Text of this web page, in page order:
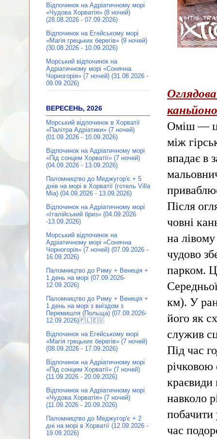
Оміш —
між
впадає в
Після
човні
на
чудово
парком.
км). У
його як
служив
Під час
річковою
краєвиди
навколо
побачити
час
Відпочинок на Адріатичному морі
«Чудова Хорватія» (8 ночей)
(28.08.2026 - 07.09.2026)
Відпочинок на Егейському морі
«Магія грецьких берегів» (9 ночей)
(30.08.2026 - 10.09.2026)
Морський відпочинок на
Адріатичному морі «Сонячна
Чорногорія» (7 ночей) (31.08.2026 -
09.09.2026)
ВЕРЕСЕНЬ, 2026
Морський відпочинок в Хорватії
«Палітра Адріатики» (7 ночей)
(01.09.2026 - 10.09.2026)
Відпочинок на Адріатичному морі
«Під сонцем Хорватії» (7 ночей)
(04.09.2026 - 13.09.2026)
Паломництво до Меджугор'є + 5
днів на морі в Хорватії (готель Villa
Mia) (04.09.2026 - 13.09.2026)
Відпочинок на Адріатичному морі
«Італійський бриз» (04.09.2026
-13.09.2026)
Морський відпочинок на
Адріатичному морі «Сонячна
Чорногорія» (7 ночей) (07.09.2026 -
16.09.2026)
Паломництво до Риму + Венеція +
1 день на морі (07.09.2026-
12.09.2026)
Паломництво до Риму + Венеція +
1 день на морі з виїздом з
Перемишля (Польща) (07.09.2026-
12.09.2026)🇵🇱🇪🇺
Відпочинок на Егейському морі
«Магія грецьких берегів» (7 ночей)
(08.09.2026 - 17.09.2026)
Відпочинок на Адріатичному морі
«Під сонцем Хорватії» (7 ночей)
(11.09.2026 - 20.09.2026)
Відпочинок на Адріатичному морі
«Чудова Хорватія» (7 ночей)
(11.09.2026 - 20.09.2026)
Паломництво до Меджугор'є + 2
дні на морі в Хорватії (12.09.2026 -
19.09.2026)